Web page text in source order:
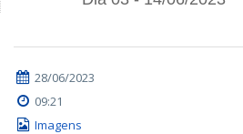
28/06/2023
09:21
Imagens